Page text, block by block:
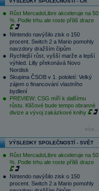
Růst MercadoLibre akceleruje na 50
%. Podle trhu ale roste příliš draze
Nintendo navýšilo zisk o 150
procent. Switch 2 a Mario pomohly
navzdory dražším čipům
Rychlejší růst, vyšší marže a lepší
výhled. Lilly překonává Novo
Nordisk
Skupina ČSOB v 1. pololetí: Velký
zájem o financování vlastního
bydlení
PREVIEW: CSG míří k dalšímu
růstu. Klíčové bude tempo obranné
divize a vývoj zakázkové knihy
více...
VÝSLEDKY SPOLEČNOSTÍ - SVĚT
Růst MercadoLibre akceleruje na 50
%. Podle trhu ale roste příliš draze
Nintendo navýšilo zisk o 150
procent. Switch 2 a Mario pomohly